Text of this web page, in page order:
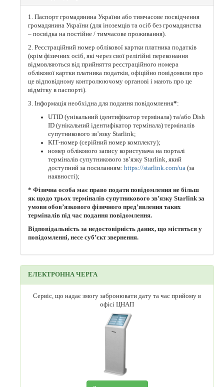
1. Паспорт громадянина України або тимчасове посвідчення
громадянина України (для іноземців та осіб без громадянства
– посвідка на постійне / тимчасове проживання).
2. Реєстраційний номер облікової картки платника податків
(крім фізичних осіб, які через свої релігійні переконання
відмовляються від прийняття реєстраційного номера
облікової картки платника податків, офіційно повідомили про
це відповідному контролюючому органові і мають про це
відмітку в паспорті).
3. Інформація необхідна для подання повідомлення*:
UTID (унікальний ідентифікатор термінала) та/або Dish
ID (унікальний ідентифікатор термінала) терміналів
супутникового зв’язку Starlink;
КІТ-номер (серійний номер комплекту);
номер облікового запису користувача на порталі
терміналів супутникового зв’язку Starlink, який
доступний за посиланням: https://starlink.com/ua (за
наявності);
* Фізична особа має право подати повідомлення не більш
як щодо трьох терміналів супутникового зв’язку Starlink за
умови обов’язкового фізичного пред’явлення таких
терміналів під час подання повідомлення.
Відповідальність за недостовірність даних, що містяться у
повідомленні, несе суб’єкт звернення.
ЕЛЕКТРОННА ЧЕРГА
Сервіс, що надає змогу забронювати дату та час прийому в
офісі ЦНАП